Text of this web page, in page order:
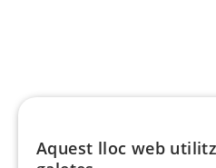
Aquest lloc web